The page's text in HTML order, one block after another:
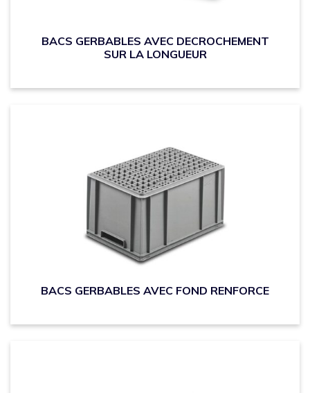
BACS GERBABLES AVEC DECROCHEMENT
SUR LA LONGUEUR
BACS GERBABLES AVEC FOND RENFORCE